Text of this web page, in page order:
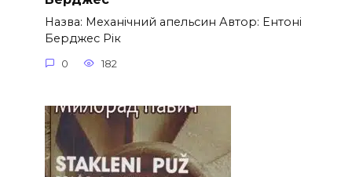
Назва: Механічний апельсин Автор: Ентоні
Берджес Рік
0 182